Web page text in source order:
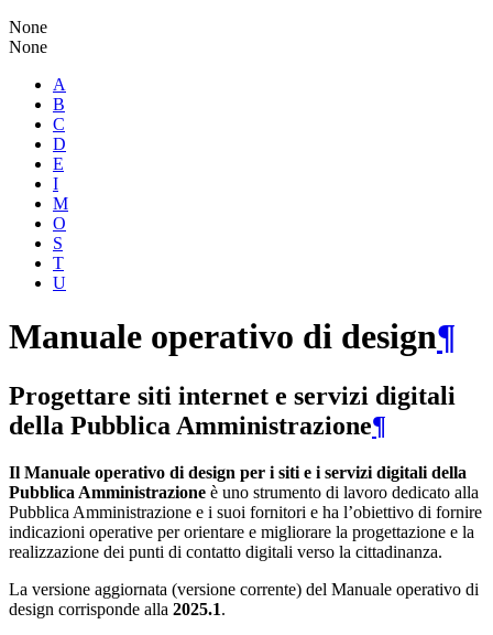
None
None
A
B
C
D
E
I
M
O
S
T
U
Manuale operativo di design¶
Progettare siti internet e servizi digitali
della Pubblica Amministrazione¶
Il Manuale operativo di design per i siti e i servizi digitali della
Pubblica Amministrazione è uno strumento di lavoro dedicato alla
Pubblica Amministrazione e i suoi fornitori e ha l’obiettivo di fornire
indicazioni operative per orientare e migliorare la progettazione e la
realizzazione dei punti di contatto digitali verso la cittadinanza.
La versione aggiornata (versione corrente) del Manuale operativo di
design corrisponde alla 2025.1.